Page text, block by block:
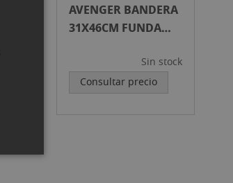
AVENGER BANDERA
31X46CM FUNDA
Sin stock
Consultar precio